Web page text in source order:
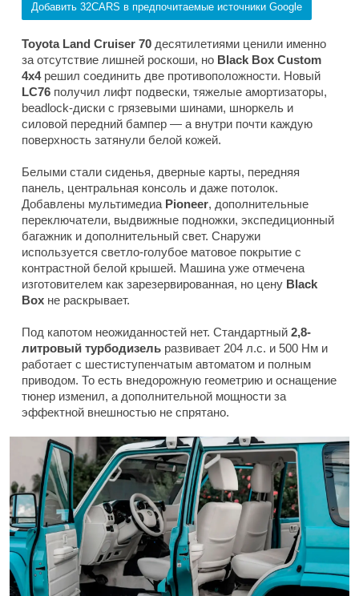
Добавить 32CARS в предпочитаемые источники Google
Toyota Land Cruiser 70 десятилетиями ценили именно
за отсутствие лишней роскоши, но Black Box Custom
4x4решил соединить две противоположности. Новый
LC76 получил лифт подвески, тяжелые амортизаторы,
beadlock-диски с грязевыми шинами, шноркель и
силовой передний бампер — а внутри почти каждую
поверхность затянули белой кожей.
Белыми стали сиденья, дверные карты, передняя
панель, центральная консоль и даже потолок.
Добавлены мультимедиа Pioneer, дополнительные
переключатели, выдвижные подножки, экспедиционный
багажник и дополнительный свет. Снаружи
используется светло-голубое матовое покрытие с
контрастной белой крышей. Машина уже отмечена
изготовителем как зарезервированная, но цену Black
Box не раскрывает.
Под капотом неожиданностей нет. Стандартный 2,8-
литровый турбодизель развивает 204 л.с. и 500 Нм и
работает с шестиступенчатым автоматом и полным
приводом. То есть внедорожную геометрию и оснащение
тюнер изменил, а дополнительной мощности за
эффектной внешностью не спрятано.